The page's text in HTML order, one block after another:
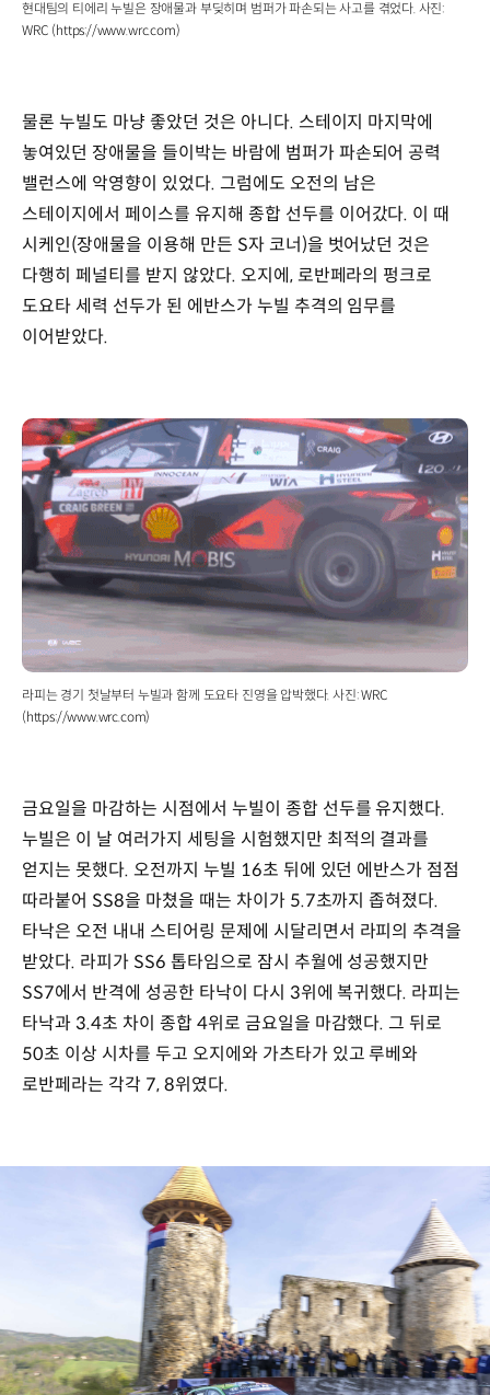
현대팀의 티에리 누빌은 장애물과 부딪히며 범퍼가 파손되는 사고를 겪었다. 사진:
WRC (https://www.wrc.com)
물론 누빌도 마냥 좋았던 것은 아니다. 스테이지 마지막에
놓여있던 장애물을 들이박는 바람에 범퍼가 파손되어 공력
밸런스에 악영향이 있었다. 그럼에도 오전의 남은
스테이지에서 페이스를 유지해 종합 선두를 이어갔다. 이 때
시케인(장애물을 이용해 만든 S자 코너)을 벗어났던 것은
다행히 페널티를 받지 않았다. 오지에, 로반페라의 펑크로
도요타 세력 선두가 된 에반스가 누빌 추격의 임무를
이어받았다.
라피는 경기 첫날부터 누빌과 함께 도요타 진영을 압박했다. 사진: WRC
(https://www.wrc.com)
금요일을 마감하는 시점에서 누빌이 종합 선두를 유지했다.
누빌은 이 날 여러가지 세팅을 시험했지만 최적의 결과를
얻지는 못했다. 오전까지 누빌 16초 뒤에 있던 에반스가 점점
따라붙어 SS8을 마쳤을 때는 차이가 5.7초까지 좁혀졌다.
타낙은 오전 내내 스티어링 문제에 시달리면서 라피의 추격을
받았다. 라피가 SS6 톱타임으로 잠시 추월에 성공했지만
SS7에서 반격에 성공한 타낙이 다시 3위에 복귀했다. 라피는
타낙과 3.4초 차이 종합 4위로 금요일을 마감했다. 그 뒤로
50초 이상 시차를 두고 오지에와 가츠타가 있고 루베와
로반페라는 각각 7, 8위였다.